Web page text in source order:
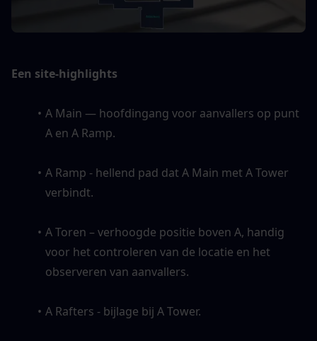
Een site-highlights
A Main — hoofdingang voor aanvallers op punt
A en A Ramp.
A Ramp - hellend pad dat A Main met A Tower
verbindt.
A Toren – verhoogde positie boven A, handig
voor het controleren van de locatie en het
observeren van aanvallers.
A Rafters - bijlage bij A Tower.